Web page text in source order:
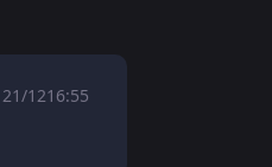
21/1216:55